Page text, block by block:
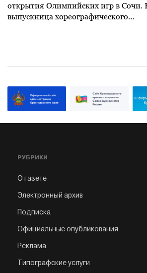
открытия Олимпийских игр в Сочи.
выпускница хореографического…
РУБРИКИ
О газете
Электронный архив
Подписка
Официальные опубликования
Реклама
Типографские услуги